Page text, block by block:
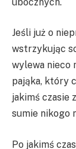
Jeśli już o
wstrzykując
wylewa nieco
pająka, który
jakimś czasie
sumie nikogo
Po jakimś